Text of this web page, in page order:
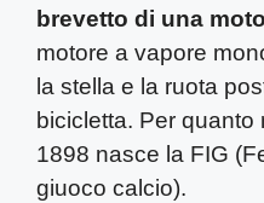
brevetto di una
motore a vapore
la stella e la ruota
bicicletta. Per quanto
1898 nasce la FIG
giuoco calcio).